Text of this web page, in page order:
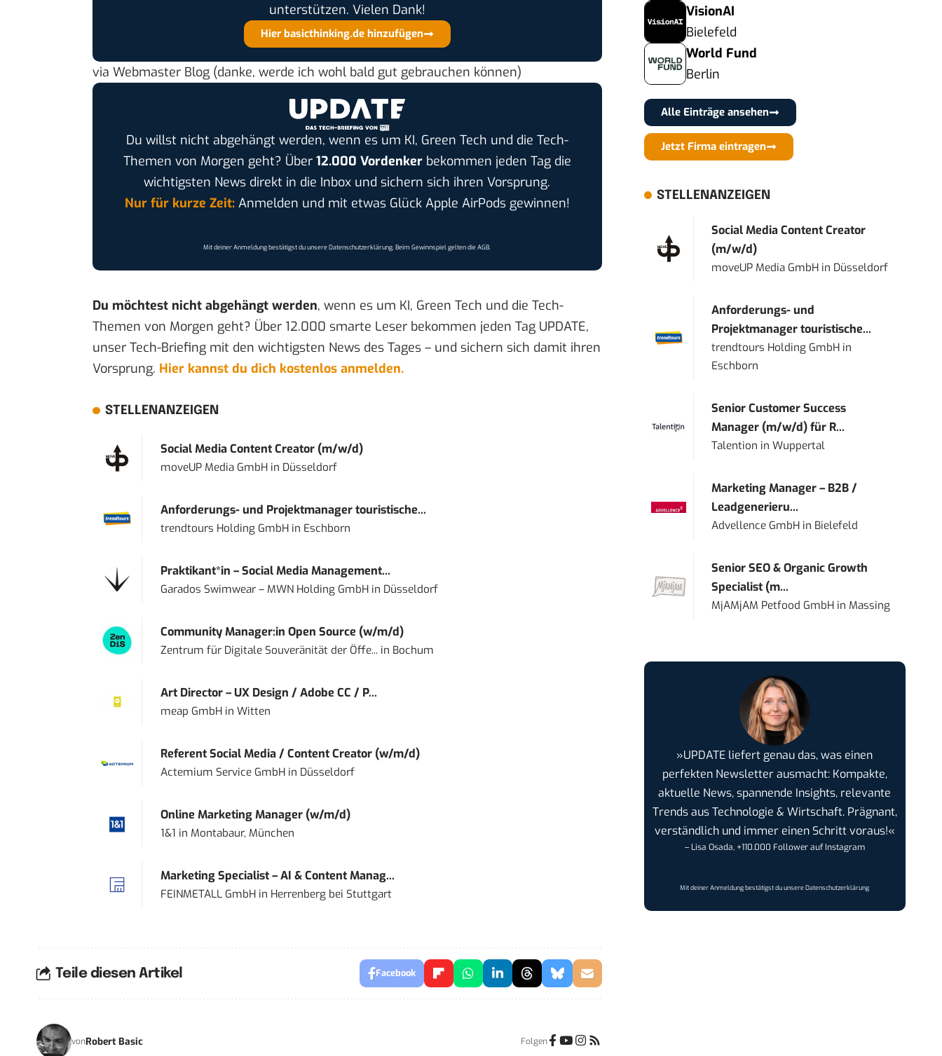
unterstützen. Vielen Dank!
Hier basicthinking.de hinzufügen
via Webmaster Blog (danke, werde ich wohl bald gut gebrauchen können)
Du willst nicht abgehängt werden, wenn es um KI, Green Tech und die Tech-
Themen von Morgen geht? Über 12.000 Vordenkerbekommen jeden Tag die
wichtigsten News direkt in die Inbox und sichern sich ihren Vorsprung.
Nur für kurze Zeit:Anmelden und mit etwas Glück Apple AirPods gewinnen!
Mit deiner Anmeldung bestätigst du unsereDatenschutzerklärung. Beim Gewinnspiel gelten dieAGB.
Du möchtest nicht abgehängt werden, wenn es um KI, Green Tech und die Tech-
Themen von Morgen geht? Über 12.000 smarte Leser bekommen jeden Tag UPDATE,
unser Tech-Briefing mit den wichtigsten News des Tages – und sichern sich damit ihren
Vorsprung. Hier kannst du dich kostenlos anmelden.
STELLENANZEIGEN
Social Media Content Creator (m/w/d)
moveUP Media GmbHin Düsseldorf
Anforderungs- und Projektmanager touristische...
trendtours Holding GmbHin Eschborn
Praktikant*in – Social Media Management...
Garados Swimwear – MWN Holding GmbHin Düsseldorf
Community Manager:in Open Source (w/m/d)
Zentrum für Digitale Souveränität der Öffe...in Bochum
Art Director – UX Design / Adobe CC / P...
meap GmbHin Witten
Referent Social Media / Content Creator (w/m/d)
Actemium Service GmbHin Düsseldorf
Online Marketing Manager (w/m/d)
1&1 in Montabaur, München
Marketing Specialist – AI & Content Manag...
FEINMETALL GmbHin Herrenberg bei Stuttgart
Teile diesen Artikel Facebook
vonRobert Basic Folgen
VisionAI
Bielefeld
World Fund
Berlin
Alle Einträge ansehen
Jetzt Firma eintragen
STELLENANZEIGEN
Social Media Content Creator
(m/w/d)
moveUP Media GmbH in Düsseldorf
Anforderungs- und
Projektmanager touristische...
trendtours Holding GmbH in
Eschborn
Senior Customer Success
Manager (m/w/d) für R...
Talention inWuppertal
Marketing Manager – B2B /
Leadgenerieru...
Advellence GmbH in Bielefeld
Senior SEO & Organic Growth
Specialist (m...
MjAMjAM Petfood GmbH in Massing
»UPDATE liefert genau das, was einen
perfekten Newsletter ausmacht: Kompakte,
aktuelle News, spannende Insights, relevante
Trends aus Technologie & Wirtschaft. Prägnant,
verständlich und immer einen Schritt voraus!«
– Lisa Osada, +110.000 Follower auf Instagram
Mit deiner Anmeldung bestätigst du unsereDatenschutzerklärung